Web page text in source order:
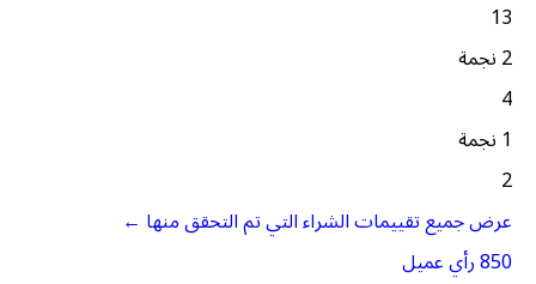
13
2 نجمة
4
1 نجمة
2
عرض جميع تقييمات الشراء التي تم التحقق منها ←
850 رأي عميل